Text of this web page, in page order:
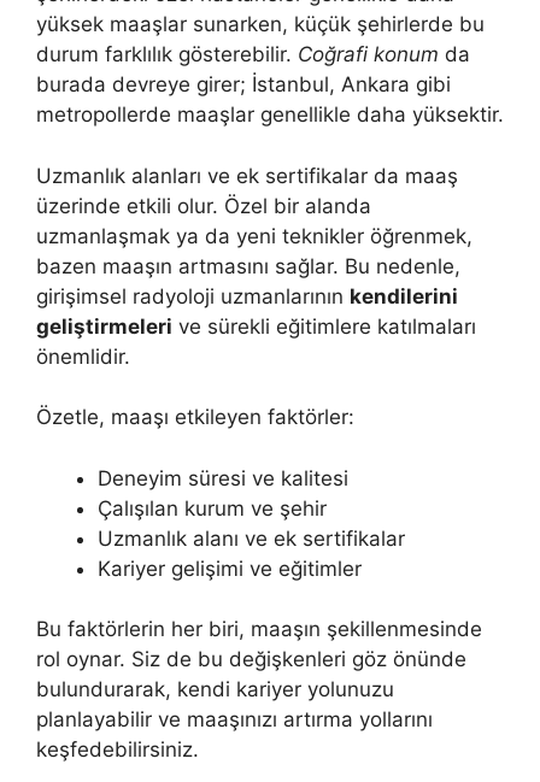
yüksek maaşlar sunarken, küçük şehirlerde bu
durum farklılık gösterebilir. Coğrafi konum da
burada devreye girer; İstanbul, Ankara gibi
metropollerde maaşlar genellikle daha yüksektir.
Uzmanlık alanları ve ek sertifikalar da maaş
üzerinde etkili olur. Özel bir alanda
uzmanlaşmak ya da yeni teknikler öğrenmek,
bazen maaşın artmasını sağlar. Bu nedenle,
girişimsel radyoloji uzmanlarının kendilerini
geliştirmeleri ve sürekli eğitimlere katılmaları
önemlidir.
Özetle, maaşı etkileyen faktörler:
Deneyim süresi ve kalitesi
Çalışılan kurum ve şehir
Uzmanlık alanı ve ek sertifikalar
Kariyer gelişimi ve eğitimler
Bu faktörlerin her biri, maaşın şekillenmesinde
rol oynar. Siz de bu değişkenleri göz önünde
bulundurarak, kendi kariyer yolunuzu
planlayabilir ve maaşınızı artırma yollarını
keşfedebilirsiniz.